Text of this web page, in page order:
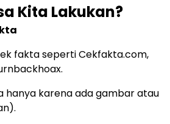
Kita Lakukan?
fakta seperti Cekfakta.com,
hanya karena ada gambar atau